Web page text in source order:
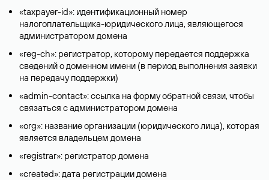
«taxpayer-id»: идентификационный номер
налогоплательщика-юридического лица, являющегося
администратором домена
«reg-ch»: регистратор, которому передается поддержка
сведений о доменном имени (в период выполнения заявки
на передачу поддержки)
«admin-contact»: ссылка на форму обратной связи, чтобы
связаться с администратором домена
«org»: название организации (юридического лица), которая
является владельцем домена
«registrar»: регистратор домена
«created»: дата регистрации домена